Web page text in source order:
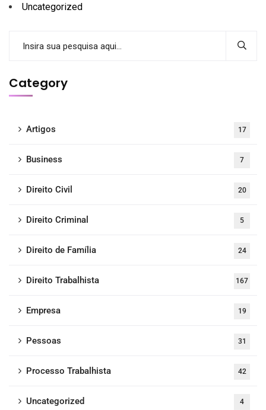
Uncategorized
Category
Artigos 17
Business 7
Direito Civil 20
Direito Criminal 5
Direito de Família 24
Direito Trabalhista 167
Empresa 19
Pessoas 31
Processo Trabalhista 42
Uncategorized 4